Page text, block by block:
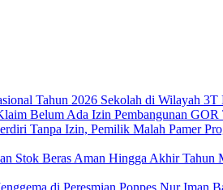
Sekolah di Wilayah 3T
Pembangunan